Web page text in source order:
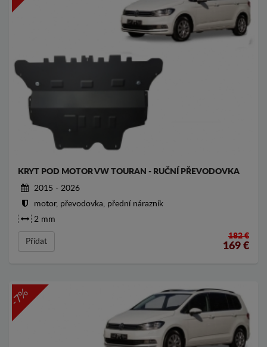
KRYT POD MOTOR VW TOURAN - RUČNÍ PŘEVODOVKA
2015 - 2026
motor, převodovka, přední nárazník
2 mm
Přídat
182 €
169 €
-7%